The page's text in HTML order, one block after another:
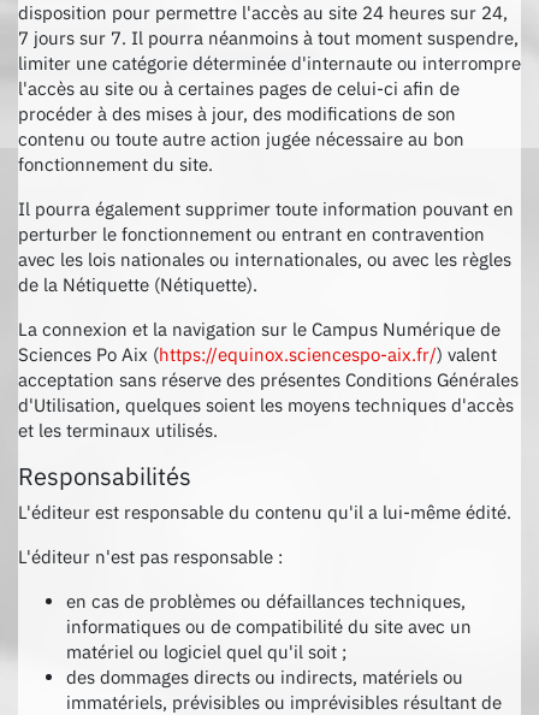
disposition pour permettre l'accès au site 24 heures sur 24,
7 jours sur 7. Il pourra néanmoins à tout moment suspendre,
limiter une catégorie déterminée d'internaute ou interrompre
l'accès au site ou à certaines pages de celui-ci afin de
procéder à des mises à jour, des modifications de son
contenu ou toute autre action jugée nécessaire au bon
fonctionnement du site.
Il pourra également supprimer toute information pouvant en
perturber le fonctionnement ou entrant en contravention
avec les lois nationales ou internationales, ou avec les règles
de la Nétiquette (Nétiquette).
La connexion et la navigation sur le Campus Numérique de
Sciences Po Aix (https://equinox.sciencespo-aix.fr/) valent
acceptation sans réserve des présentes Conditions Générales
d'Utilisation, quelques soient les moyens techniques d'accès
et les terminaux utilisés.
Responsabilités
L'éditeur est responsable du contenu qu'il a lui-même édité.
L'éditeur n'est pas responsable :
en cas de problèmes ou défaillances techniques,
informatiques ou de compatibilité du site avec un
matériel ou logiciel quel qu'il soit ;
des dommages directs ou indirects, matériels ou
immatériels, prévisibles ou imprévisibles résultant de